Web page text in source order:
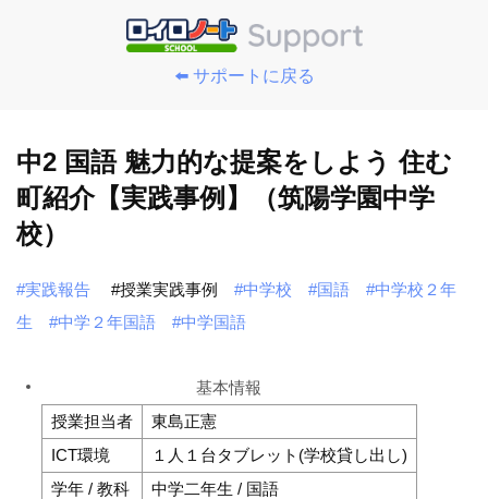
⬅️ サポートに戻る
中2 国語 魅力的な提案をしよう 住む
町紹介【実践事例】（筑陽学園中学
校）
#実践報告 #授業実践事例 #中学校 #国語
#中学校２年
生
#中学２年国語 #中学国語
基本情報
授業担当者
東島正憲
ICT環境
１人１台タブレット(学校貸し出し)
学年 / 教科
中学二年生 / 国語